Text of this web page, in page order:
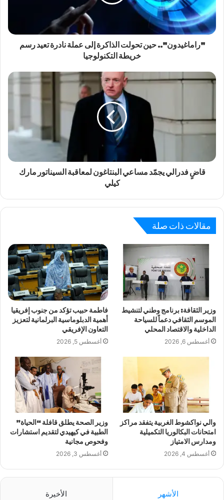
"راماغيدون".. حين تحولت الذاكرة إلى عملة نادرة تعيد رسم
خريطة التكنولوجيا
قاضٍ فدرالي يجمّد مساعي البنتاغون لمعاقبة السيناتور مارك
كيلي
مقالات ذات صلة
وزير الثقافة: برنامج وطني لتنشيط
الموسم الثقافي دعماً للسياحة
الداخلية والاقتصاد المحلي
أغسطس 6, 2026
فاطمة حبيب تؤكد من جنوب إفريقيا
أهمية الدبلوماسية البرلمانية لتعزيز
التعاون الإفريقي
أغسطس 5, 2026
والي نواكشوط الغربية يتفقد مراكز
امتحانات البكالوريا التكميلية
ومدارس الامتياز
أغسطس 4, 2026
وزير الصحة يطلق قافلة “الحياة”
الطبية في كيهيدي لتقديم استشارات
وفحوص مجانية
أغسطس 3, 2026
الأشهر الأخيرة